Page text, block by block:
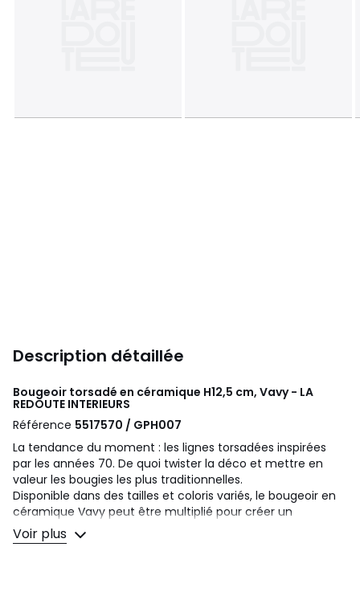
Description détaillée
Bougeoir torsadé en céramique H12,5 cm, Vavy - LA
REDOUTE INTERIEURS
Référence 5517570 / GPH007
La tendance du moment : les lignes torsadées inspirées
par les années 70. De quoi twister la déco et mettre en
valeur les bougies les plus traditionnelles.
Disponible dans des tailles et coloris variés, le bougeoir en
céramique Vavy peut être multiplié pour créer un
ensemble personnalisé. Un design exclusif La Redoute
Intérieurs.
Voir plus